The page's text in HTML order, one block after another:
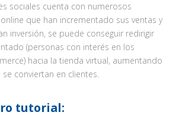
sociales cuenta con numerosos
que han incrementado sus ventas y
inversión, se puede conseguir redirigir
(personas con interés en los
hacia la tienda virtual, aumentando
conviertan en clientes.
tutorial: